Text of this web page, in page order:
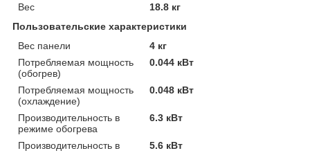
Вес
18.8 кг
Пользовательские характеристики
Вес панели
4 кг
Потребляемая мощность
(обогрев)
0.044 кВт
Потребляемая мощность
(охлаждение)
0.048 кВт
Производительность в
режиме обогрева
6.3 кВт
Производительность в
5.6 кВт